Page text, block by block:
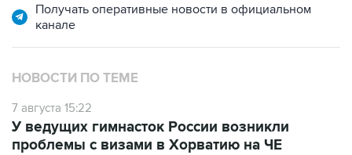
Получать оперативные новости в официальном
канале
НОВОСТИ ПО ТЕМЕ
7 августа 15:22
У ведущих гимнасток России возникли
проблемы с визами в Хорватию на ЧЕ